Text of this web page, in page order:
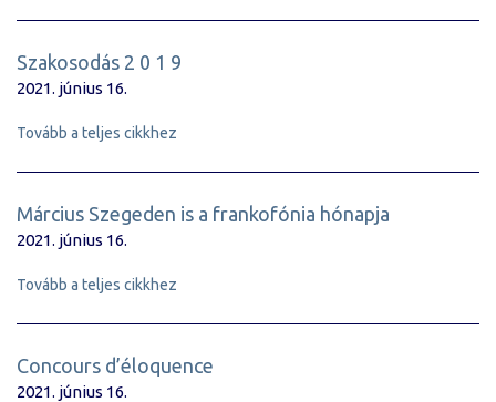
Szakosodás 2 0 1 9
2021. június 16.
Tovább a teljes cikkhez
Március Szegeden is a frankofónia hónapja
2021. június 16.
Tovább a teljes cikkhez
Concours d’éloquence
2021. június 16.